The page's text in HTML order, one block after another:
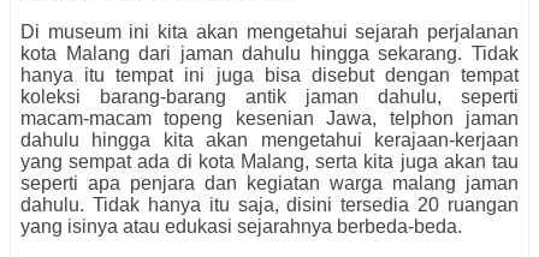
Di museum ini kita akan mengetahui sejarah perjalanan
kota Malang dari jaman dahulu hingga sekarang. Tidak
hanya itu tempat ini juga bisa disebut dengan tempat
koleksi barang-barang antik jaman dahulu, seperti
macam-macam topeng kesenian Jawa, telphon jaman
dahulu hingga kita akan mengetahui kerajaan-kerjaan
yang sempat ada di kota Malang, serta kita juga akan tau
seperti apa penjara dan kegiatan warga malang jaman
dahulu. Tidak hanya itu saja, disini tersedia 20 ruangan
yang isinya atau edukasi sejarahnya berbeda-beda.